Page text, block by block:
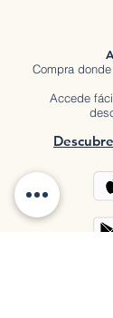
Compra
Accede